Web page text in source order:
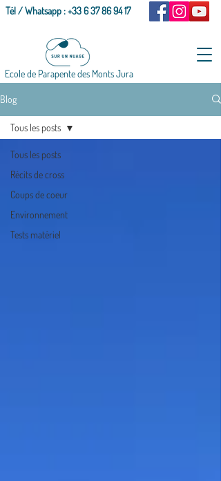
Tél / Whatsapp :+33 6 37 86 94 17
Ecole de Parapente des Monts Jura
Blog
Tous les posts
Récits de cross
Coups de coeur
Environnement
Tests matériel
Tous les posts